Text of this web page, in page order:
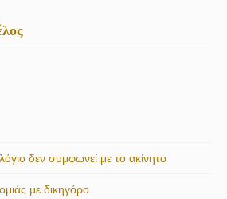
δεν συμφωνεί με το ακίνητο
με δικηγόρο